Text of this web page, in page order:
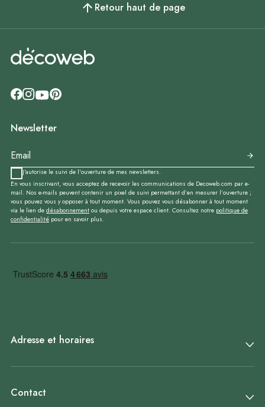
Retour haut de page
Newsletter
J'autorise le suivi de l'ouverture de mes newsletters.
En vous inscrivant, vous acceptez de recevoir les communications de Decoweb.com par e-
mail. Nos e-mails peuvent contenir un pixel de suivi permettant d’en mesurer l’ouverture ;
vous pouvez vous y opposer à tout moment. Vous pouvez vous désabonner à tout moment
via le lien de désabonnement ou depuis votre espace client. Consultez notre politique de
confidentialité pour en savoir plus.
Adresse et horaires
Contact